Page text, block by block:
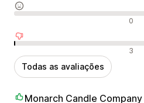
Avaliações neutras 0
Avaliações negativas 3
Todas as avaliações
Monarch Candle Company